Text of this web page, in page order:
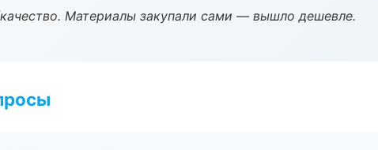
Материалы закупали сами — вышло дешевле.